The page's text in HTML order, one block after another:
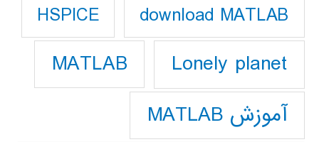
download MATLAB
HSPICE
Lonely planet
MATLAB
آموزش MATLAB